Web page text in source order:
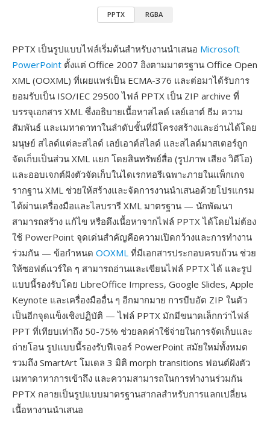
PPTX RGBA
PPTX เป็นรูปแบบไฟล์เริ่มต้นสำหรับงานนำเสนอ Microsoft
PowerPoint ตั้งแต่ Office 2007 อิงตามมาตรฐาน Office Open
XML (OOXML) ที่เผยแพร่เป็น ECMA-376 และต่อมาได้รับการ
ยอมรับเป็น ISO/IEC 29500 ไฟล์ PPTX เป็น ZIP archive ที่
บรรจุเอกสาร XML ซึ่งอธิบายเนื้อหาสไลด์ เลย์เอาต์ ธีม ความ
สัมพันธ์ และเมทาดาทาในลำดับชั้นที่มีโครงสร้างและอ่านได้โดย
มนุษย์ สไลด์แต่ละสไลด์ เลย์เอาต์สไลด์ และสไลด์มาสเตอร์ถูก
จัดเก็บเป็นส่วน XML แยก โดยสินทรัพย์สื่อ (รูปภาพ เสียง วิดีโอ)
และออบเจกต์ฝังตัวจัดเก็บในไดเรกทอรีเฉพาะภายในแพ็กเกจ
รากฐาน XML ช่วยให้สร้างและจัดการงานนำเสนอด้วยโปรแกรม
ได้ผ่านเครื่องมือและไลบรารี XML มาตรฐาน — นักพัฒนา
สามารถสร้าง แก้ไข หรือดึงเนื้อหาจากไฟล์ PPTX ได้โดยไม่ต้อง
ใช้ PowerPoint จุดเด่นสำคัญคือความเปิดกว้างและการทำงาน
ร่วมกัน — ข้อกำหนด OOXML ที่มีเอกสารประกอบครบถ้วน ช่วย
ให้ซอฟต์แวร์ใด ๆ สามารถอ่านและเขียนไฟล์ PPTX ได้ และรูป
แบบนี้รองรับโดย LibreOffice Impress, Google Slides, Apple
Keynote และเครื่องมืออื่น ๆ อีกมากมาย การบีบอัด ZIP ในตัว
เป็นอีกจุดแข็งเชิงปฏิบัติ — ไฟล์ PPTX มักมีขนาดเล็กกว่าไฟล์
PPT ที่เทียบเท่าถึง 50-75% ช่วยลดค่าใช้จ่ายในการจัดเก็บและ
ถ่ายโอน รูปแบบนี้รองรับฟีเจอร์ PowerPoint สมัยใหม่ทั้งหมด
รวมถึง SmartArt โมเดล 3 มิติ morph transitions ฟอนต์ฝังตัว
เมทาดาทาการเข้าถึง และความสามารถในการทำงานร่วมกัน
PPTX กลายเป็นรูปแบบมาตรฐานสากลสำหรับการแลกเปลี่ยน
เนื้อหางานนำเสนอ